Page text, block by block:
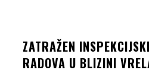
ZATRAŽEN
RADOVA U BLIZINI